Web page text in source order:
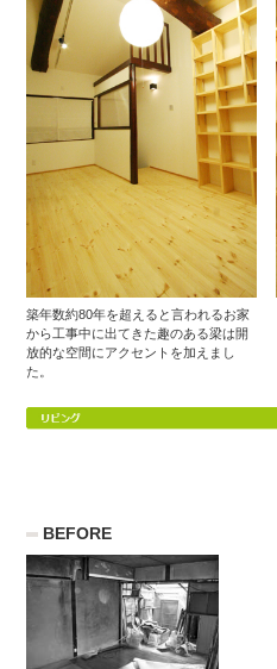
築年数約80年を超えると言われるお家
から工事中に出てきた趣のある梁は開
放的な空間にアクセントを加えまし
た。
BEFORE